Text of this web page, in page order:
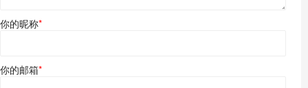
你的昵称*
你的邮箱*